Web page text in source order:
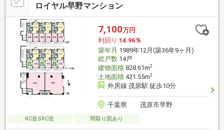
ロイヤル早野マンション
7,100万円
利回り 14.96％
築年月 1989年12月(築36年9ヶ月)
総戸数14戸
建物面積828.61m2
土地面積421.55m2
外房線 茂原駅 徒歩10分
千葉県 茂原市早野
RC造SRC造 間取り図あり